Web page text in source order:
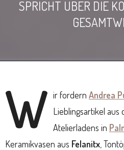
SPRICHT ÜBER DIE
W ir fordern Andrea
Lieblingsartikel aus
Atelierladens in
Keramikvasen aus Felanitx ,